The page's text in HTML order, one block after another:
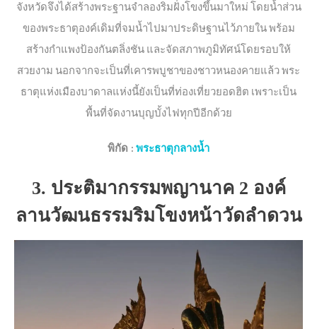
จังหวัดจึงได้สร้างพระฐานจำลองริมฝั่งโขงขึ้นมาใหม่ โดยน้ำส่วน
ของพระธาตุองค์เดิมที่จมน้ำไปมาประดิษฐานไว้ภายใน พร้อม
สร้างกำแพงป้องกันตลิ่งชัน และจัดสภาพภูมิทัศน์โดยรอบให้
สวยงาม นอกจากจะเป็นที่เคารพบูชาของชาวหนองคายแล้ว พระ
ธาตุแห่งเมืองบาดาลแห่งนี้ยังเป็นที่ท่องเที่ยวยอดฮิต เพราะเป็น
พื้นที่จัดงานบุญบั้งไฟทุกปีอีกด้วย
พิกัด : พระธาตุกลางน้ำ
3. ประติมากรรมพญานาค 2 องค์
ลานวัฒนธรรมริมโขงหน้าวัดลำดวน